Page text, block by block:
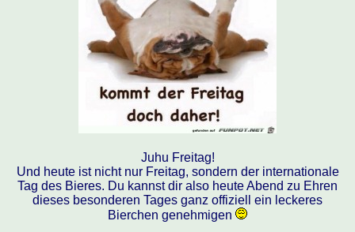
Juhu Freitag!
Und heute ist nicht nur Freitag, sondern der internationale
Tag des Bieres. Du kannst dir also heute Abend zu Ehren
dieses besonderen Tages ganz offiziell ein leckeres
Bierchen genehmigen